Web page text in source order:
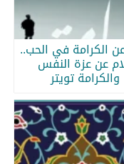
الكرامة في الحب..
عن عزة النفس
والكرامة تويتر